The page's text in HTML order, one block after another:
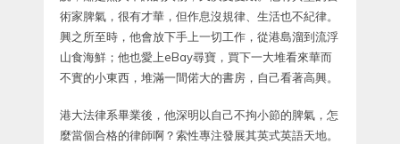
術家脾氣，很有才華，但作息沒規律、生活也不紀律。
興之所至時，他會放下手上一切工作，從港島溜到流浮
山食海鮮；他也愛上eBay尋寶，買下一大堆看來華而
不實的小東西，堆滿一間偌大的書房，自己看著高興。
港大法律系畢業後，他深明以自己不拘小節的脾氣，怎
麼當個合格的律師啊？索性專注發展其英式英語天地。